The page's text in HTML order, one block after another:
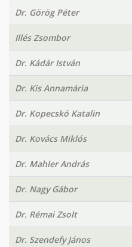
Dr. Görög Péter
Illés Zsombor
Dr. Kádár István
Dr. Kis Annamária
Dr. Kopecskó Katalin
Dr. Kovács Miklós
Dr. Mahler András
Dr. Nagy Gábor
Dr. Rémai Zsolt
Dr. Szendefy János